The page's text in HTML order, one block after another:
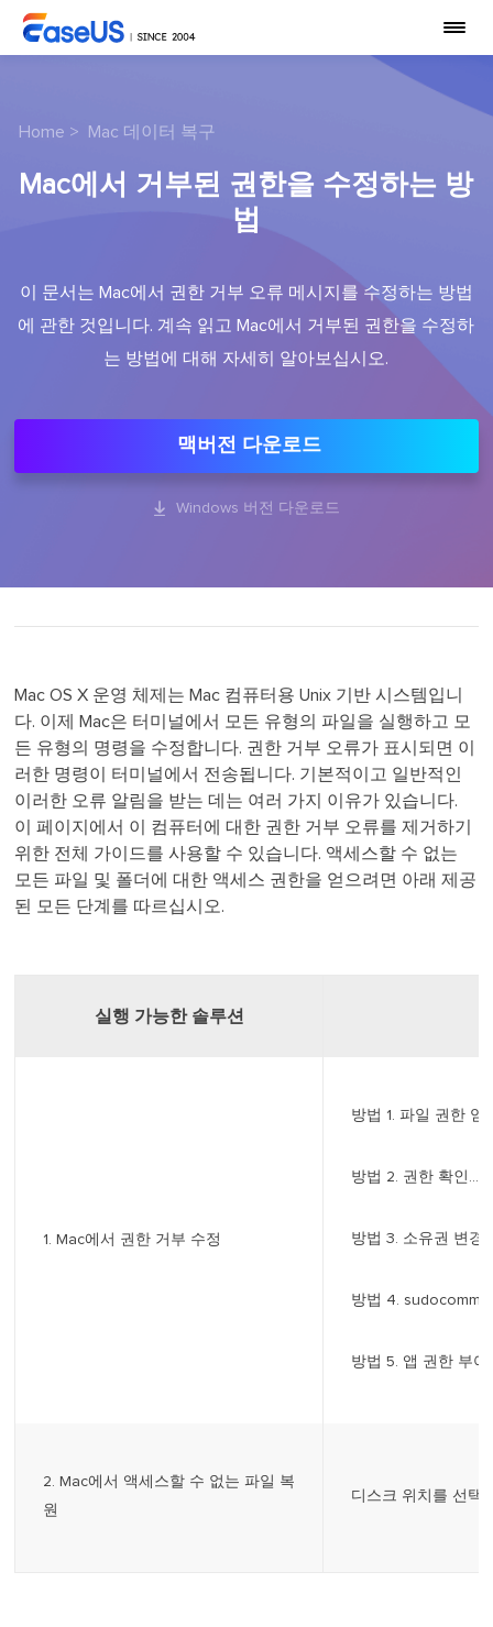
Home > Mac 데이터 복구
Mac에서 거부된 권한을 수정하는 방
법
이 문서는 Mac에서 권한 거부 오류 메시지를 수정하는 방법
에 관한 것입니다. 계속 읽고 Mac에서 거부된 권한을 수정하
는 방법에 대해 자세히 알아보십시오.
맥버전 다운로드
 Windows 버전 다운로드
Mac OS X 운영 체제는 Mac 컴퓨터용 Unix 기반 시스템입니
다. 이제 Mac은 터미널에서 모든 유형의 파일을 실행하고 모
든 유형의 명령을 수정합니다. 권한 거부 오류가 표시되면 이
러한 명령이 터미널에서 전송됩니다. 기본적이고 일반적인
이러한 오류 알림을 받는 데는 여러 가지 이유가 있습니다.
이 페이지에서 이 컴퓨터에 대한 권한 거부 오류를 제거하기
위한 전체 가이드를 사용할 수 있습니다. 액세스할 수 없는
모든 파일 및 폴더에 대한 액세스 권한을 얻으려면 아래 제공
된 모든 단계를 따르십시오.
실행 가능한 솔루션
1. Mac에서 권한 거부 수정
방법 1. 파일 권한 얻
방법 2. 권한 확인...
방법 3. 소유권 변경
방법 4.
방법 5. 앱 권한 부여
2. Mac에서 액세스할 수 없는 파일 복
원
디스크 위치를 선택